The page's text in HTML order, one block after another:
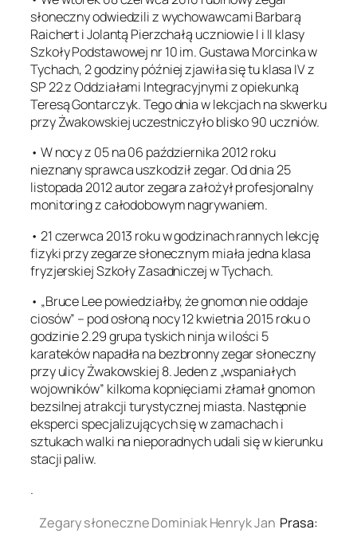
słoneczny odwiedzili z wychowawcami Barbarą
Raichert i Jolantą Pierzchałą uczniowie I i II klasy
Szkoły Podstawowej nr 10 im. Gustawa Morcinka w
Tychach, 2 godziny później zjawiła się tu klasa IV z
SP 22 z Oddziałami Integracyjnymi z opiekunką
Teresą Gontarczyk. Tego dnia w lekcjach na skwerku
przy Żwakowskiej uczestniczyło blisko 90 uczniów.
• W nocy z 05 na 06 października 2012 roku
nieznany sprawca uszkodził zegar. Od dnia 25
listopada 2012 autor zegara założył profesjonalny
monitoring z całodobowym nagrywaniem.
• 21 czerwca 2013 roku w godzinach rannych lekcję
fizyki przy zegarze słonecznym miała jedna klasa
fryzjerskiej Szkoły Zasadniczej w Tychach.
• „Bruce Lee powiedziałby, że gnomon nie oddaje
ciosów” – pod osłoną nocy 12 kwietnia 2015 roku o
godzinie 2.29 grupa tyskich ninja w ilości 5
karateków napadła na bezbronny zegar słoneczny
przy ulicy Żwakowskiej 8. Jeden z „wspaniałych
wojowników” kilkoma kopnięciami złamał gnomon
bezsilnej atrakcji turystycznej miasta. Następnie
eksperci specjalizujących się w zamachach i
sztukach walki na nieporadnych udali się w kierunku
stacji paliw.
.
Zegary słoneczne Dominiak Henryk Jan Prasa: